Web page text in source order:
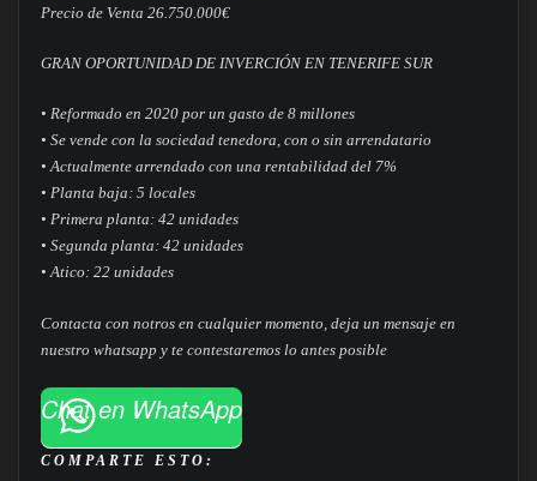
Precio de Venta 26.750.000€
GRAN OPORTUNIDAD DE INVERCIÓN EN TENERIFE SUR
• Reformado en 2020 por un gasto de 8 millones
• Se vende con la sociedad tenedora, con o sin arrendatario
• Actualmente arrendado con una rentabilidad del 7%
• Planta baja: 5 locales
• Primera planta: 42 unidades
• Segunda planta: 42 unidades
• Atico: 22 unidades
Contacta con notros en cualquier momento, deja un mensaje en
nuestro whatsapp y te contestaremos lo antes posible
Chat en WhatsApp
COMPARTE ESTO: